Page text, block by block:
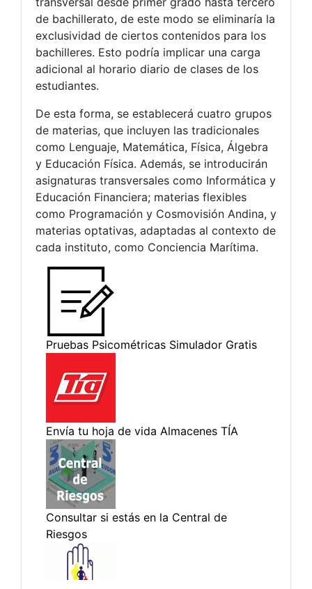
de bachillerato, de este modo se eliminaría la
exclusividad de ciertos contenidos para los
bachilleres. Esto podría implicar una carga
adicional al horario diario de clases de los
estudiantes.
De esta forma, se establecerá cuatro grupos
de materias, que incluyen las tradicionales
como Lenguaje, Matemática, Física, Álgebra
y Educación Física. Además, se introducirán
asignaturas transversales como Informática y
Educación Financiera; materias flexibles
como Programación y Cosmovisión Andina, y
materias optativas, adaptadas al contexto de
cada instituto, como Conciencia Marítima.